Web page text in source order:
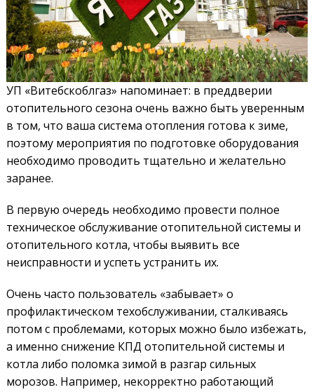
УП «Витебскоблгаз» напоминает: в преддверии
отопительного сезона очень важно быть уверенным
в том, что ваша система отопления готова к зиме,
поэтому мероприятия по подготовке оборудования
необходимо проводить тщательно и желательно
заранее.
В первую очередь необходимо провести полное
техническое обслуживание отопительной системы и
отопительного котла, чтобы выявить все
неисправности и успеть устранить их.
Очень часто пользователь «забывает» о
профилактическом техобслуживании, сталкиваясь
потом с проблемами, которых можно было избежать,
а именно снижение КПД отопительной системы и
котла либо поломка зимой в разгар сильных
морозов. Например, некорректно работающий